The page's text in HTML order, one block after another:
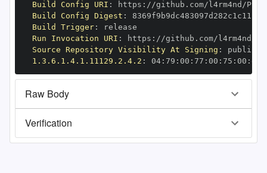
Build Config URI : https :
Build Config Digest :
Build Trigger:
Run Invocation URI : https :
Source Repository Visibility At Signing :
1.3.6.1.4.1.11129.2.4.2 : 04: 79 : 00 : 77 : 00 : 75 : 00 : dd
Raw Body
Verification